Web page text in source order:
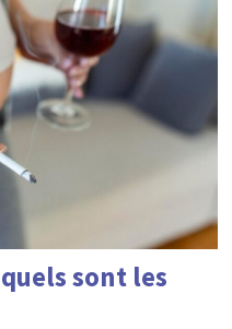
sont les